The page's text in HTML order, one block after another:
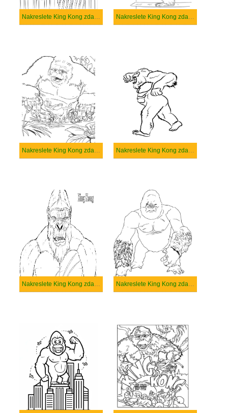
Nakreslete King Kong zdarma pro děti Nakreslete King Kong zdarma prostý tisknutelné
Nakreslete King Kong zdarma prostý Nakreslete King Kong zdarma snadný tisknutelné
Nakreslete King Kong zdarma snadný Nakreslete King Kong zdarma základní tisknutelné